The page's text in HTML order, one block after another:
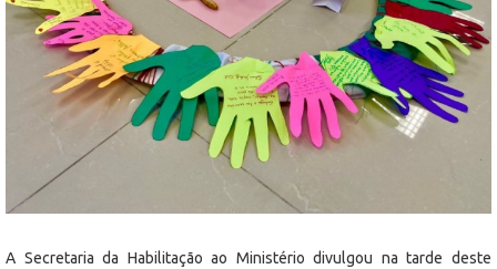
A Secretaria da Habilitação ao Ministério divulgou na tarde deste